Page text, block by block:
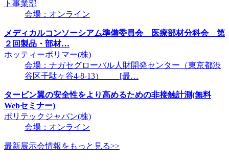
ト事業部
会場：オンライン
メディカルコンソーシアム準備委員会 医療部材分科会 第
２回製品・部材…
ホッティーポリマー(株)
会場：ナガセグローバル人財開発センター（東京都渋
谷区千駄ヶ谷4-8-13） [最…
タービン翼の安全性をより高めるための非接触計測(無料
Webセミナー)
ポリテックジャパン(株)
会場：オンライン
最新展示会情報をもっと見る>>